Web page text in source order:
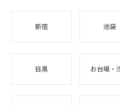
新宿 池袋
目黒 お台場・